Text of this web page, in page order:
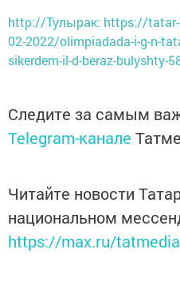
http://Тулырак: https://
02-2022/olimpiadada-i-g-n-
sikerdem-il-d-beraz-bulyshty-
Следите за самым
Telegram-канале
Читайте новости
национальном
https://max.ru/tatmedia